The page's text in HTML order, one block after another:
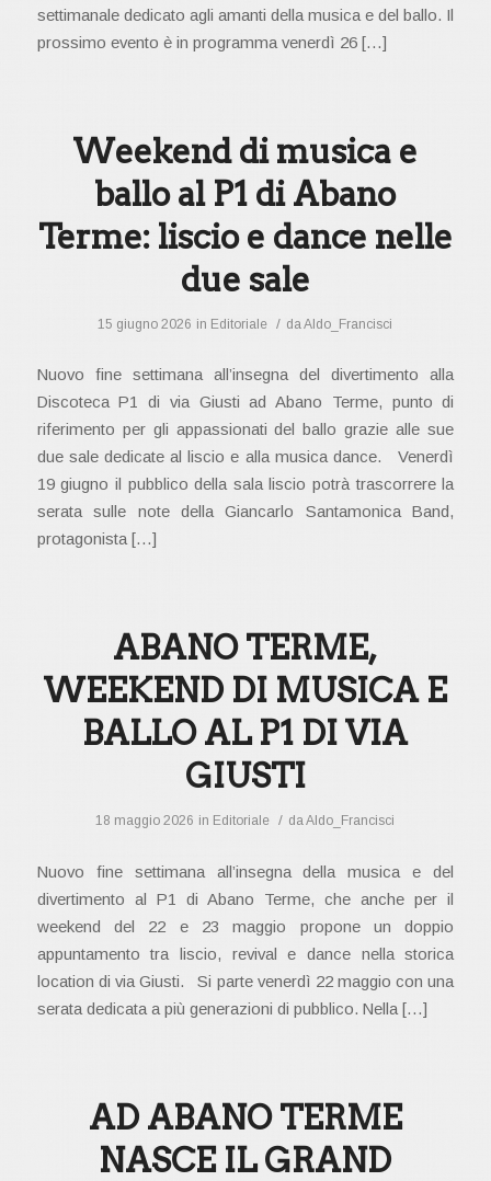
settimanale dedicato agli amanti della musica e del ballo. Il
prossimo evento è in programma venerdì 26 […]
Weekend di musica e
ballo al P1 di Abano
Terme: liscio e dance nelle
due sale
15 giugno 2026 in Editoriale / daAldo_Francisci
Nuovo fine settimana all’insegna del divertimento alla
Discoteca P1 di via Giusti ad Abano Terme, punto di
riferimento per gli appassionati del ballo grazie alle sue
due sale dedicate al liscio e alla musica dance. Venerdì
19 giugno il pubblico della sala liscio potrà trascorrere la
serata sulle note della Giancarlo Santamonica Band,
protagonista […]
ABANO TERME,
WEEKEND DI MUSICA E
BALLO AL P1 DI VIA
GIUSTI
18 maggio 2026 in Editoriale / daAldo_Francisci
Nuovo fine settimana all’insegna della musica e del
divertimento al P1 di Abano Terme, che anche per il
weekend del 22 e 23 maggio propone un doppio
appuntamento tra liscio, revival e dance nella storica
location di via Giusti. Si parte venerdì 22 maggio con una
serata dedicata a più generazioni di pubblico. Nella […]
AD ABANO TERME
NASCE IL GRAND